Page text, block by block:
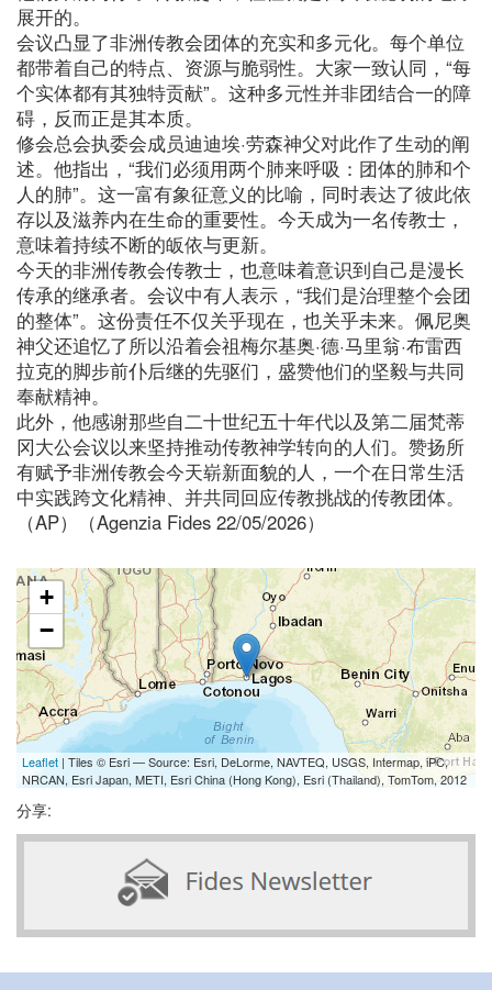
展开的。
会议凸显了非洲传教会团体的充实和多元化。每个单位
都带着自己的特点、资源与脆弱性。大家一致认同，“每
个实体都有其独特贡献”。这种多元性并非团结合一的障
碍，反而正是其本质。
修会总会执委会成员迪迪埃·劳森神父对此作了生动的阐
述。他指出，“我们必须用两个肺来呼吸：团体的肺和个
人的肺”。这一富有象征意义的比喻，同时表达了彼此依
存以及滋养内在生命的重要性。今天成为一名传教士，
意味着持续不断的皈依与更新。
今天的非洲传教会传教士，也意味着意识到自己是漫长
传承的继承者。会议中有人表示，“我们是治理整个会团
的整体”。这份责任不仅关乎现在，也关乎未来。佩尼奥
神父还追忆了所以沿着会祖梅尔基奥·德·马里翁·布雷西
拉克的脚步前仆后继的先驱们，盛赞他们的坚毅与共同
奉献精神。
此外，他感谢那些自二十世纪五十年代以及第二届梵蒂
冈大公会议以来坚持推动传教神学转向的人们。赞扬所
有赋予非洲传教会今天崭新面貌的人，一个在日常生活
中实践跨文化精神、并共同回应传教挑战的传教团体。
（AP）（Agenzia Fides 22/05/2026）
+
−
Leaflet | Tiles © Esri — Source: Esri, DeLorme, NAVTEQ, USGS, Intermap, iPC,
NRCAN, Esri Japan, METI, Esri China (Hong Kong), Esri (Thailand), TomTom, 2012
分享: